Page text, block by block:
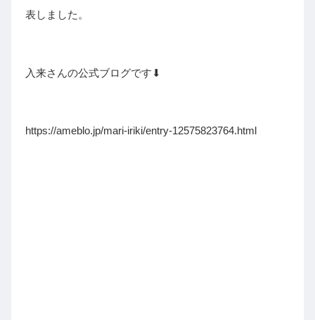
表しました。
入来さんの公式ブログです⬇︎
https://ameblo.jp/mari-iriki/entry-12575823764.html